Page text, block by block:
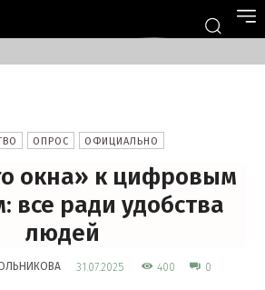
ОПРОС ОФИЦИАЛЬНО
окна» к цифровым
все ради удобства
людей
31.07.2025 400 0